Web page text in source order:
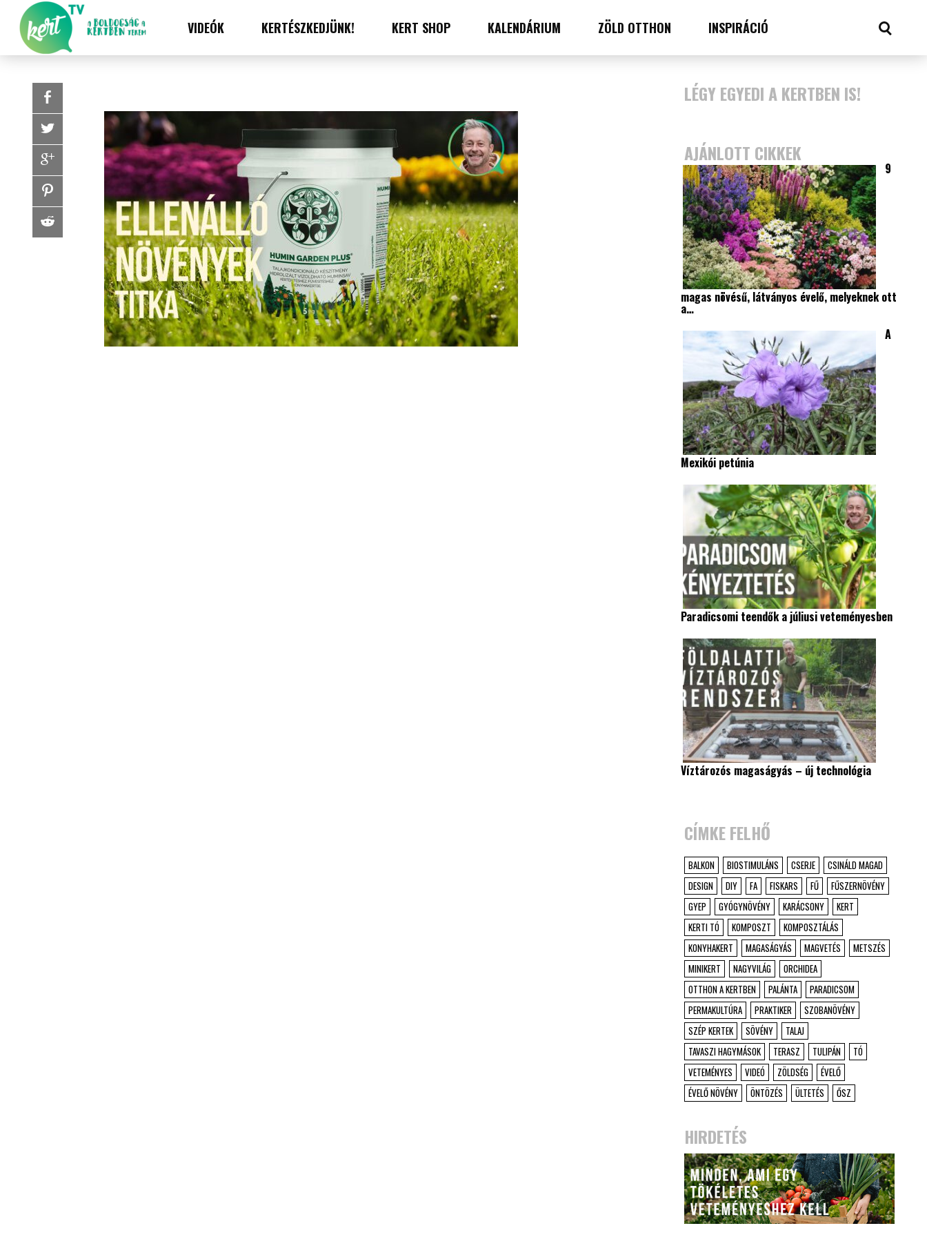
VIDEÓK KERTÉSZKEDJÜNK! KERT SHOP KALENDÁRIUM ZÖLD OTTHON INSPIRÁCIÓ
LÉGY EGYEDI A KERTBEN IS!
AJÁNLOTT CIKKEK
9
magas növésű, látványos évelő, melyeknek ott
a…
A
Mexikói petúnia
Paradicsomi teendők a júliusi veteményesben
Víztározós magaságyás – új technológia
CÍMKE FELHŐ
BALKON BIOSTIMULÁNS CSERJE
CSINÁLD MAGAD
DESIGN
DIY FA FISKARS FŰ
FŰSZERNÖVÉNY
GYEP
GYÓGYNÖVÉNY KARÁCSONY
KERT
KERTI TÓ
KOMPOSZT
KOMPOSZTÁLÁS
KONYHAKERT
MAGASÁGYÁS MAGVETÉS
METSZÉS
MINIKERT
NAGYVILÁG
ORCHIDEA
OTTHON A KERTBEN
PALÁNTA
PARADICSOM
PERMAKULTÚRA
PRAKTIKER
SZOBANÖVÉNY
SZÉP KERTEK
SÖVÉNY
TALAJ
TAVASZI HAGYMÁSOK
TERASZ TULIPÁN
TÓ
VETEMÉNYES
VIDEÓ ZÖLDSÉG
ÉVELŐ
ÉVELŐ NÖVÉNY
ÖNTÖZÉS ÜLTETÉS ŐSZ
HIRDETÉS